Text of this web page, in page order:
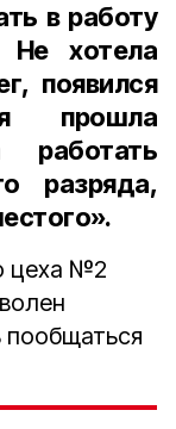
в работу
Не хотела
появился
прошла
работать
разряда,
цеха №2
пообщаться